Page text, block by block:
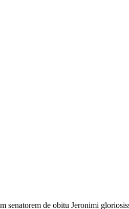
senatorem de obitu Jeronimi